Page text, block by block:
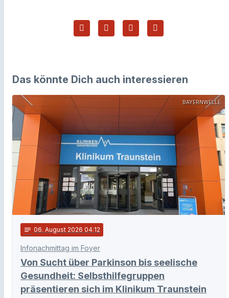
Das könnte Dich auch interessieren
BAYERNWELLE
notes 06. August 2026 04:12
Infonachmittag im Foyer
Von Sucht über Parkinson bis seelische
Gesundheit: Selbsthilfegruppen
präsentieren sich im Klinikum Traunstein